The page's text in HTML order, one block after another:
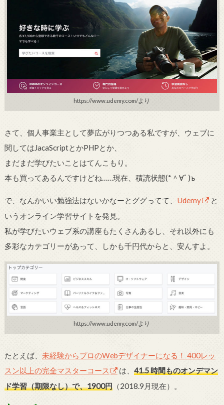
https://www.udemy.com/より
さて、個人事業主として夢広がりつつある私ですが、ウェブに
関してはJacaScriptとかPHPとか、
まだまだ学びたいことはてんこもり。
本も買ってあるんですけどね……現在、積読状態(* ＾∀ﾟ)ъ
で、なんかいい勉強法はないかなーとググってて、 Udemy
と
いうオンライン学習サイトを発見。
私が学びたいウェブ系の講座もたくさんあるし、それ以外にも
多彩なカテゴリーがあって、しかも千円代からと、安んすよ。
https://www.udemy.com/より
たとえば、 未経験からプロのWebデザイナーになる！ 400レッ
スン以上の完全マスターコース
は、 41.5 時間ものオンデマン
ド学習（期限なし）で、1900円（2018.9月現在）。